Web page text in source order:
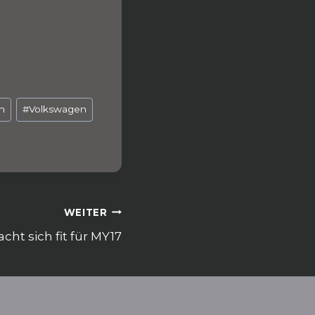
#Volkswagen
WEITER
sich fit für MY17